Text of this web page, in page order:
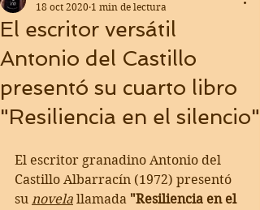
El escritor versátil
Antonio del Castillo
presentó su cuarto libro
"Resiliencia en el silencio"
18 oct 2020 1 min de lectura
El escritor granadino Antonio del
Castillo Albarracín (1972) presentó
su novela llamada "Resiliencia en el